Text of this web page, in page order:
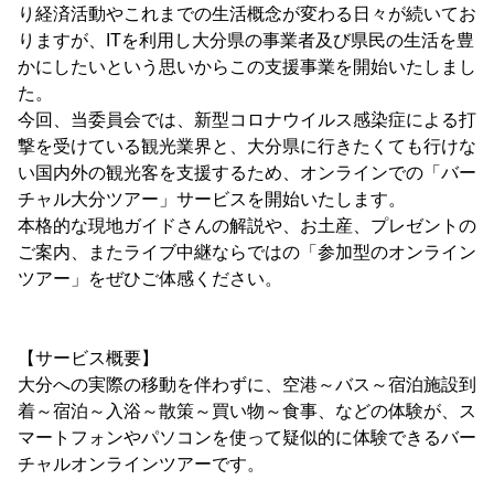
り経済活動やこれまでの生活概念が変わる日々が続いてお
りますが、ITを利用し大分県の事業者及び県民の生活を豊
かにしたいという思いからこの支援事業を開始いたしまし
た。
今回、当委員会では、新型コロナウイルス感染症による打
撃を受けている観光業界と、大分県に行きたくても行けな
い国内外の観光客を支援するため、オンラインでの「バー
チャル大分ツアー」サービスを開始いたします。
本格的な現地ガイドさんの解説や、お土産、プレゼントの
ご案内、またライブ中継ならではの「参加型のオンライン
ツアー」をぜひご体感ください。
【サービス概要】
大分への実際の移動を伴わずに、空港～バス～宿泊施設到
着～宿泊～入浴～散策～買い物～食事、などの体験が、ス
マートフォンやパソコンを使って疑似的に体験できるバー
チャルオンラインツアーです。